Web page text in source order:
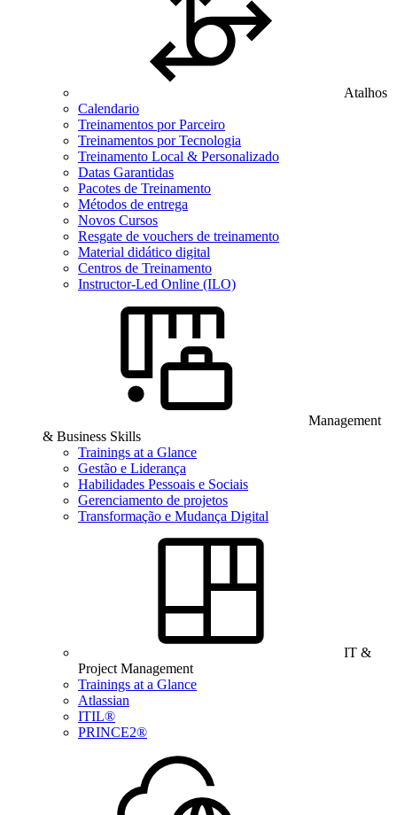
Atalhos
Calendario
Treinamentos por Parceiro
Treinamentos por Tecnologia
Treinamento Local & Personalizado
Datas Garantidas
Pacotes de Treinamento
Métodos de entrega
Novos Cursos
Resgate de vouchers de treinamento
Material didático digital
Centros de Treinamento
Instructor-Led Online (ILO)
Management
& Business Skills
Trainings at a Glance
Gestão e Liderança
Habilidades Pessoais e Sociais
Gerenciamento de projetos
Transformação e Mudança Digital
IT &
Project Management
Trainings at a Glance
Atlassian
ITIL®
PRINCE2®